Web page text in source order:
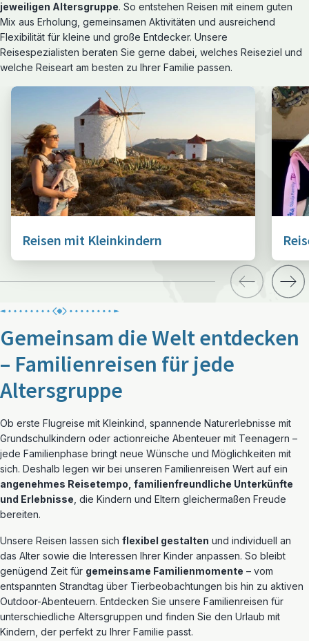
jeweiligen Altersgruppe. So entstehen Reisen mit einem guten
Mix aus Erholung, gemeinsamen Aktivitäten und ausreichend
Flexibilität für kleine und große Entdecker. Unsere
Reisespezialisten beraten Sie gerne dabei, welches Reiseziel und
welche Reiseart am besten zu Ihrer Familie passen.
Reisen mit Kleinkindern
Gemeinsam die Welt entdecken
– Familienreisen für jede
Altersgruppe
Ob erste Flugreise mit Kleinkind, spannende Naturerlebnisse mit
Grundschulkindern oder actionreiche Abenteuer mit Teenagern –
jede Familienphase bringt neue Wünsche und Möglichkeiten mit
sich. Deshalb legen wir bei unseren Familienreisen Wert auf ein
angenehmes Reisetempo, familienfreundliche Unterkünfte
und Erlebnisse , die Kindern und Eltern gleichermaßen Freude
bereiten.
Unsere Reisen lassen sich flexibel gestalten und individuell an
das Alter sowie die Interessen Ihrer Kinder anpassen. So bleibt
genügend Zeit für gemeinsame Familienmomente – vom
entspannten Strandtag über Tierbeobachtungen bis hin zu aktiven
Outdoor-Abenteuern. Entdecken Sie unsere Familienreisen für
unterschiedliche Altersgruppen und finden Sie den Urlaub mit
Kindern, der perfekt zu Ihrer Familie passt.